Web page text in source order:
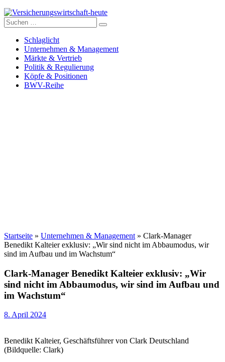
Versicherungswirtschaft-heute
Suche
nach:
Schlaglicht
Unternehmen & Management
Märkte & Vertrieb
Politik & Regulierung
Köpfe & Positionen
BWV-Reihe
Startseite » Unternehmen & Management » Clark-Manager
Benedikt Kalteier exklusiv: „Wir sind nicht im Abbaumodus, wir
sind im Aufbau und im Wachstum“
Clark-Manager Benedikt Kalteier exklusiv: „Wir
sind nicht im Abbaumodus, wir sind im Aufbau und
im Wachstum“
8. April 2024
Benedikt Kalteier, Geschäftsführer von Clark Deutschland
(Bildquelle: Clark)